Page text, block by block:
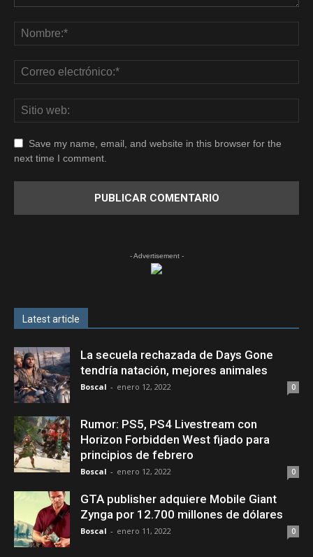
Save my name, email, and website in this browser for the
next time I comment.
- Advertisement -
Latest article
La secuela rechazada de Days Gone
tendría natación, mejores animales
Boscal - enero 12, 2022 0
Rumor: PS5, PS4 Livestream con
Horizon Forbidden West fijado para
principios de febrero
Boscal - enero 12, 2022 0
GTA publisher adquiere Mobile Giant
Zynga por 12.700 millones de dólares
Boscal - enero 11, 2022 0